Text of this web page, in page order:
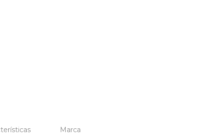
Marca